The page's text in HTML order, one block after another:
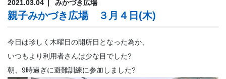
2021.03.04 みかづき広場
親子みかづき広場 ３月４日(木)
今日は珍しく木曜日の開所日となった為か、
いつもより利用者さんは少な目でした?
朝、9時過ぎに避難訓練に参加しました?